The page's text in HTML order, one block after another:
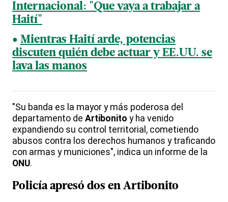
Internacional: "Que vaya a trabajar a
Haití"
Mientras Haití arde, potencias
discuten quién debe actuar y EE.UU. se
lava las manos
"Su banda es la mayor y más poderosa del
departamento de Artibonito y ha venido
expandiendo su control territorial, cometiendo
abusos contra los derechos humanos y traficando
con armas y municiones", indica un informe de la
ONU.
Policíaapresó dos en Artibonito